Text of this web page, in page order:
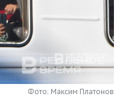
Фото: Максим Платонов